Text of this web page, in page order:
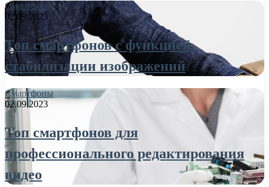
Смартфоны
02.09.2023
Топ смартфонов с функцией
стабилизации изображений
Смартфоны
02.09.2023
Топ смартфонов для
профессионального редактирования
видео